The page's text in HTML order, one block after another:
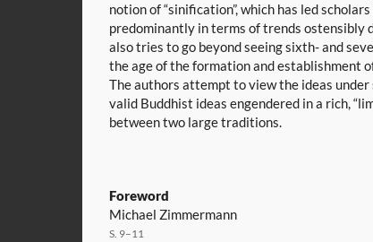
notion of “sinification”, which has led
predominantly in terms of trends ostensibly
also tries to go beyond seeing sixth- and
the age of the formation and establishment
The authors attempt to view the ideas
valid Buddhist ideas engendered in a rich,
between two large traditions.
Foreword
Michael Zimmermann
S. 9–11